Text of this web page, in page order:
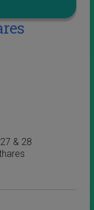
& 28